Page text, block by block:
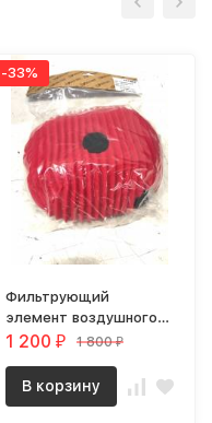
-33%
Фильтрующий
элемент воздушного
фильтра AJ1 из
Hasky F7/F6 Pro/F6/F6L
1 200 ₽ 1 800₽
В корзину